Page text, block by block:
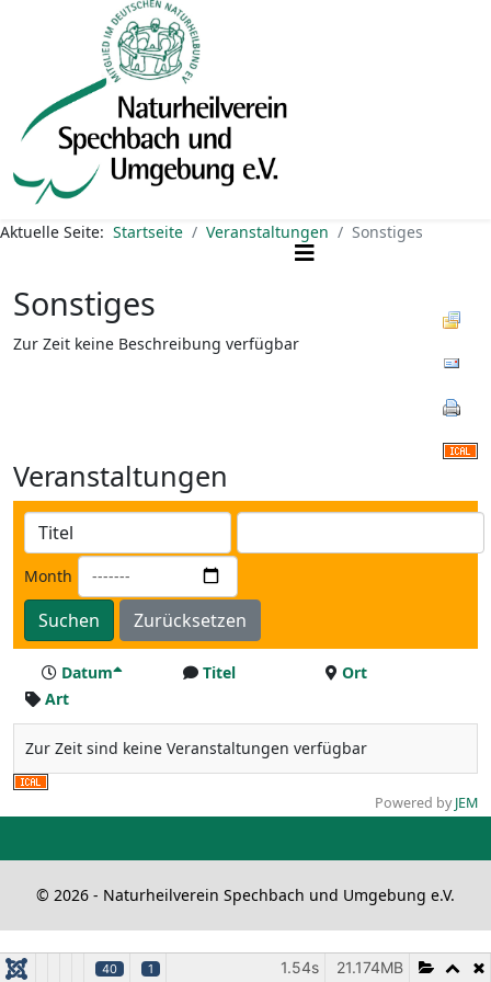
Aktuelle Seite: Startseite Veranstaltungen Sonstiges
Sonstiges
Zur Zeit keine Beschreibung verfügbar
Veranstaltungen
Month
Suchen Zurücksetzen
Datum Titel
Ort
Art
Zur Zeit sind keine Veranstaltungen verfügbar
Powered byJEM
© 2026 - Naturheilverein Spechbach und Umgebung e.V.
40 1 21.174MB
1.54s